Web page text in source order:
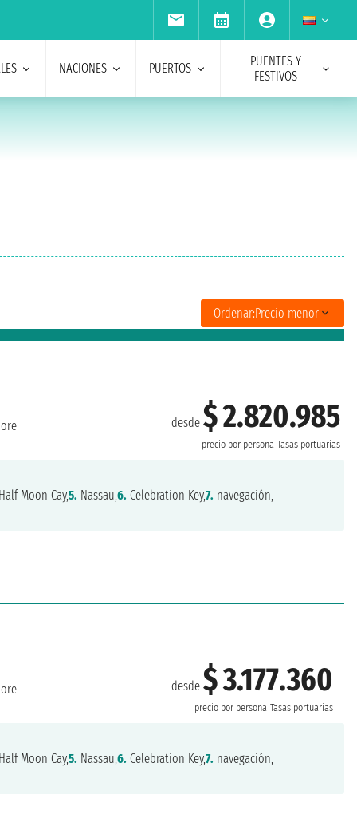
NACIONES PUERTOS
PUENTES Y
FESTIVOS
Ordenar:Precio menor
desde$ 2.820.985
precio por persona Tasas portuarias
Half Moon Cay,5. Nassau,6. Celebration Key,7. navegación,
desde$ 3.177.360
precio por persona Tasas portuarias
Half Moon Cay,5. Nassau,6. Celebration Key,7. navegación,